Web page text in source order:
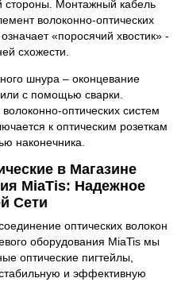
стороны. Монтажный кабель
волоконно-оптических
«поросячий хвостик» -
схожести.
шнура – оконцевание
с помощью сварки.
оптических систем
к оптическим розеткам
наконечника.
в Магазине
MiaTis: Надежное
Сети
оптических волокон
оборудования MiaTis мы
оптические пигтейлы,
и эффективную